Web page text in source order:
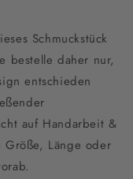
Schmuckstück
bestelle daher nur,
entschieden
auf Handarbeit &
Größe, Länge oder